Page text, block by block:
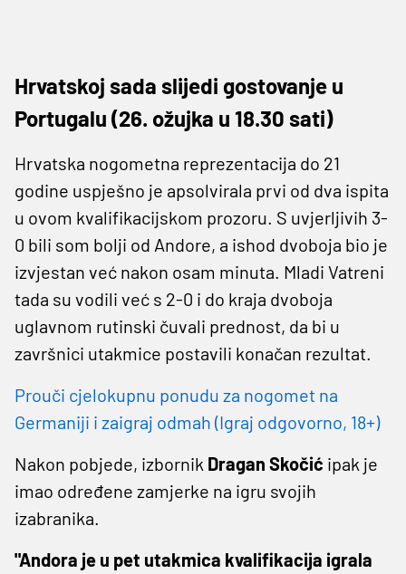
Hrvatskoj sada slijedi gostovanje u
Portugalu (26. ožujka u 18.30 sati)
Hrvatska nogometna reprezentacija do 21
godine uspješno je apsolvirala prvi od dva ispita
u ovom kvalifikacijskom prozoru. S uvjerljivih 3-
0 bili som bolji od Andore, a ishod dvoboja bio je
izvjestan već nakon osam minuta. Mladi Vatreni
tada su vodili već s 2-0 i do kraja dvoboja
uglavnom rutinski čuvali prednost, da bi u
završnici utakmice postavili konačan rezultat.
Prouči cjelokupnu ponudu za nogomet na
Germaniji i zaigraj odmah (Igraj odgovorno, 18+)
Nakon pobjede, izbornik Dragan Skočić ipak je
imao određene zamjerke na igru svojih
izabranika.
"Andora je u pet utakmica kvalifikacija igrala